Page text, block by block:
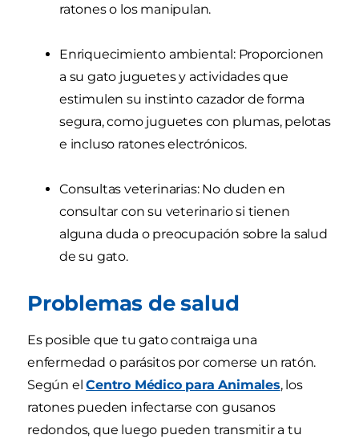
ratones o los manipulan.
Enriquecimiento ambiental: Proporcionen
a su gato juguetes y actividades que
estimulen su instinto cazador de forma
segura, como juguetes con plumas, pelotas
e incluso ratones electrónicos.
Consultas veterinarias: No duden en
consultar con su veterinario si tienen
alguna duda o preocupación sobre la salud
de su gato.
Problemas de salud
Es posible que tu gato contraiga una
enfermedad o parásitos por comerse un ratón.
Según elCentro Médico para Animales, los
ratones pueden infectarse con gusanos
redondos, que luego pueden transmitir a tu